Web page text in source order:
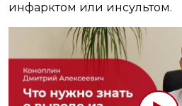
инфарктом или инсультом.